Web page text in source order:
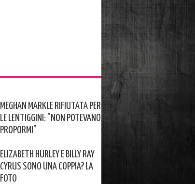
MEGHAN MARKLE RIFIUTATA PER
LE LENTIGGINI: ”NON POTEVANO
PROPORMI”
ELIZABETH HURLEY E BILLY RAY
CYRUS SONO UNA COPPIA? LA
FOTO